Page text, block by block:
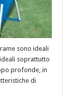
sono ideali
soprattutto
profonde, in
di